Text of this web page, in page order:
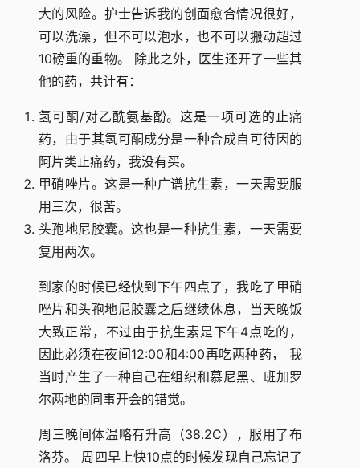
大的风险。护士告诉我的创面愈合情况很好，
可以洗澡，但不可以泡水，也不可以搬动超过
10磅重的重物。 除此之外，医生还开了一些其
他的药，共计有：
氢可酮/对乙酰氨基酚。这是一项可选的止痛
药，由于其氢可酮成分是一种合成自可待因的
阿片类止痛药，我没有买。
甲硝唑片。这是一种广谱抗生素，一天需要服
用三次，很苦。
头孢地尼胶囊。这也是一种抗生素，一天需要
复用两次。
到家的时候已经快到下午四点了，我吃了甲硝
唑片和头孢地尼胶囊之后继续休息，当天晚饭
大致正常，不过由于抗生素是下午4点吃的，
因此必须在夜间12:00和4:00再吃两种药， 我
当时产生了一种自己在组织和慕尼黑、班加罗
尔两地的同事开会的错觉。
周三晚间体温略有升高（38.2C），服用了布
洛芬。 周四早上快10点的时候发现自己忘记了